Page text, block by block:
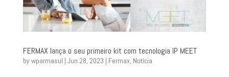
FERMAX lança o seu primeiro kit com tecnologia IP MEET
bywparmasul | Jun 28, 2023 | Fermax, Notícia